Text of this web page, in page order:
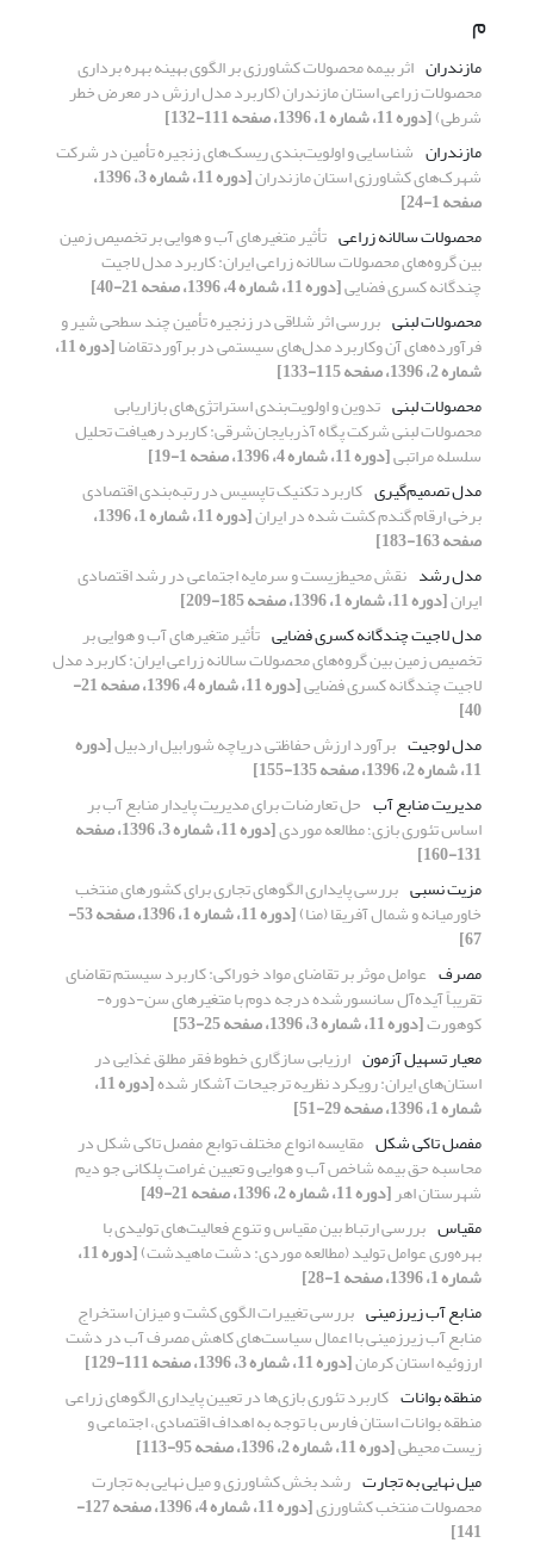
م
مازندران اثر بیمه محصولات کشاورزی بر الگوی بهینه بهره برداری
محصولات زراعی استان مازندران (کاربرد مدل ارزش در معرض خطر
شرطی)[دوره 11، شماره 1، 1396، صفحه 111-132]
مازندران شناسایی و اولویت‌بندی ریسک‌های زنجیره تأمین در شرکت
شهرک‌های کشاورزی استان مازندران [دوره 11، شماره 3، 1396،
صفحه 1-24]
محصولات سالانه زراعی تأثیر متغیرهای آب و هوایی بر تخصیص زمین
بین گروه‌های محصولات سالانه زراعی ایران: کاربرد مدل لاجیت
چندگانه کسری فضایی[دوره 11، شماره 4، 1396، صفحه 21-40]
محصولات لبنی بررسی اثر شلاقی در زنجیره تأمین چند سطحی شیر و
فرآورده‌های آن وکاربرد مدل‌های سیستمی در برآوردتقاضا [دوره 11،
شماره 2، 1396، صفحه 115-133]
محصولات لبنی تدوین و اولویت‌بندی استراتژی‌های بازاریابی
محصولات لبنی شرکت پگاه آذربایجان‌شرقی: کاربرد رهیافت تحلیل
سلسله مراتبی[دوره 11، شماره 4، 1396، صفحه 1-19]
مدل‌ تصمیم‌گیری کاربرد تکنیک تاپسیس در رتبه‌بندی اقتصادی
برخی ارقام گندم کشت‌ شده در ایران [دوره 11، شماره 1، 1396،
صفحه 163-183]
مدل رشد نقش محیط‌زیست و سرمایه اجتماعی در رشد اقتصادی
ایران[دوره 11، شماره 1، 1396، صفحه 185-209]
مدل لاجیت چندگانه کسری فضایی تأثیر متغیرهای آب و هوایی بر
تخصیص زمین بین گروه‌های محصولات سالانه زراعی ایران: کاربرد مدل
لاجیت چندگانه کسری فضایی [دوره 11، شماره 4، 1396، صفحه 21-
40]
مدل لوجیت برآورد ارزش حفاظتی دریاچه شورابیل اردبیل[دوره
11، شماره 2، 1396، صفحه 135-155]
مدیریت منابع آب حل تعارضات برای مدیریت پایدار منابع آب بر
اساس تئوری بازی؛ مطالعه موردی [دوره 11، شماره 3، 1396، صفحه
131-160]
مزیت نسبی بررسی پایداری الگوهای تجاری برای کشورهای منتخب
خاورمیانه و شمال آفریقا (منا) [دوره 11، شماره 1، 1396، صفحه 53-
67]
مصرف عوامل موثر بر تقاضای مواد خوراکی: کاربرد سیستم تقاضای
تقریباً آیده‌آل سانسورشده درجه دوم با متغیرهای سن-دوره-
کوهورت[دوره 11، شماره 3، 1396، صفحه 25-53]
معیار تسهیل آزمون ارزیابی سازگاری خطوط فقر مطلق غذایی در
استان‌های ایران: رویکرد نظریه ترجیحات آشکار شده [دوره 11،
شماره 1، 1396، صفحه 29-51]
مفصل تاکی شکل مقایسه انواع مختلف توابع مفصل تاکی شکل در
محاسبه حق بیمه شاخص آب و هوایی و تعیین غرامت پلکانی جو دیم
شهرستان اهر[دوره 11، شماره 2، 1396، صفحه 21-49]
مقیاس بررسی ارتباط بین مقیاس و تنوع فعالیت‌های تولیدی با
بهره‌وری عوامل تولید (مطالعه موردی: دشت ماهیدشت) [دوره 11،
شماره 1، 1396، صفحه 1-28]
منابع آب زیرزمینی بررسی تغییرات الگوی کشت و میزان استخراج
منابع آب زیرزمینی با اعمال سیاست‌های کاهش مصرف آب در دشت
ارزوئیه استان کرمان[دوره 11، شماره 3، 1396، صفحه 111-129]
منطقه بوانات کاربرد تئوری بازی‌ها در تعیین پایداری الگوهای زراعی
منطقه بوانات استان فارس با توجه به اهداف اقتصادی، اجتماعی و
زیست محیطی[دوره 11، شماره 2، 1396، صفحه 95-113]
میل نهایی به تجارت رشد بخش کشاورزی و میل نهایی به تجارت
محصولات منتخب کشاورزی [دوره 11، شماره 4، 1396، صفحه 127-
141]